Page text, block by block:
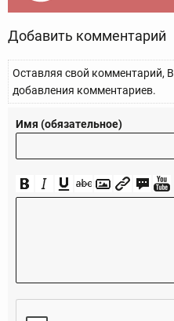
Добавить комментарий
Оставляя свой комментарий,
добавления комментариев.
Имя (обязательное)